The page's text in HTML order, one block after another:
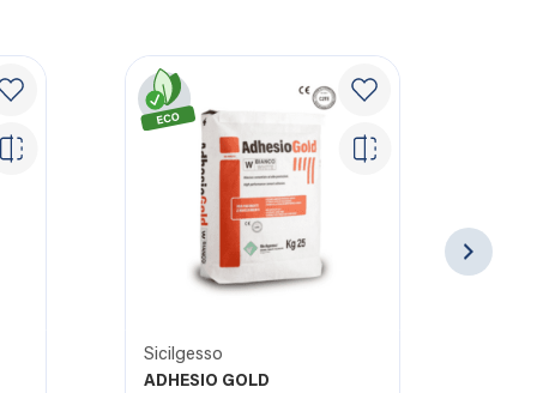
Sicilgesso
ADHESIO GOLD